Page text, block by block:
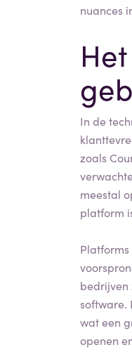
nuances
In de
zoals
meestal
platform
bedrijven
software.
wat een
openen